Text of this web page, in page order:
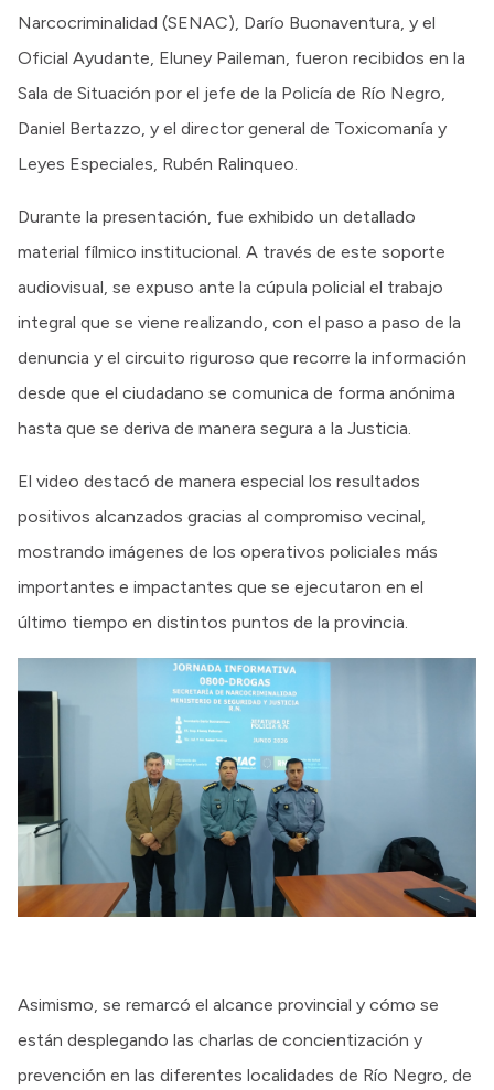
Narcocriminalidad (SENAC), Darío Buonaventura, y el
Oficial Ayudante, Eluney Paileman, fueron recibidos en la
Sala de Situación por el jefe de la Policía de Río Negro,
Daniel Bertazzo, y el director general de Toxicomanía y
Leyes Especiales, Rubén Ralinqueo.
​Durante la presentación, fue exhibido un detallado
material fílmico institucional. A través de este soporte
audiovisual, se expuso ante la cúpula policial el trabajo
integral que se viene realizando, con el paso a paso de la
denuncia y el circuito riguroso que recorre la información
desde que el ciudadano se comunica de forma anónima
hasta que se deriva de manera segura a la Justicia.
El video destacó de manera especial los resultados
positivos alcanzados gracias al compromiso vecinal,
mostrando imágenes de los operativos policiales más
importantes e impactantes que se ejecutaron en el
último tiempo en distintos puntos de la provincia.
Asimismo, se remarcó el alcance provincial y cómo se
están desplegando las charlas de concientización y
prevención en las diferentes localidades de Río Negro, de